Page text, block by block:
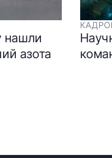
нашли
азота